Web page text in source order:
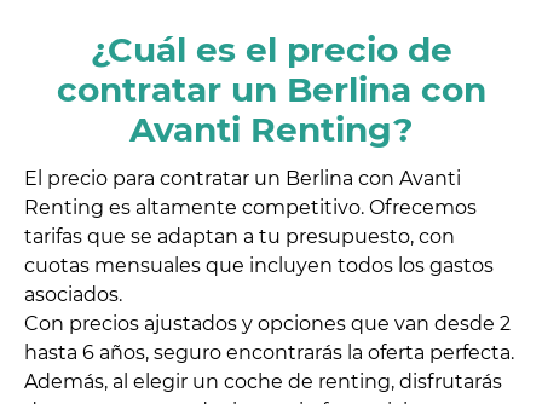
¿Cuál es el precio de
contratar un Berlina con
Avanti Renting?
El precio para contratar un Berlina con Avanti
Renting es altamente competitivo. Ofrecemos
tarifas que se adaptan a tu presupuesto, con
cuotas mensuales que incluyen todos los gastos
asociados.
Con precios ajustados y opciones que van desde 2
hasta 6 años, seguro encontrarás la oferta perfecta.
Además, al elegir un coche de renting, disfrutarás